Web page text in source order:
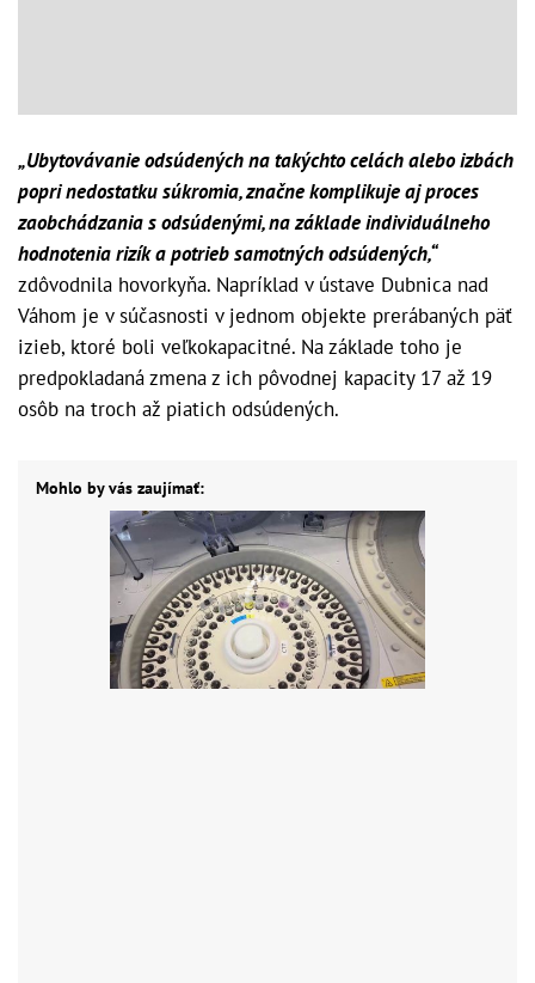
„Ubytovávanie odsúdených na takýchto celách alebo izbách
popri nedostatku súkromia, značne komplikuje aj proces
zaobchádzania s odsúdenými, na základe individuálneho
hodnotenia rizík a potrieb samotných odsúdených,“
zdôvodnila hovorkyňa. Napríklad v ústave Dubnica nad
Váhom je v súčasnosti v jednom objekte prerábaných päť
izieb, ktoré boli veľkokapacitné. Na základe toho je
predpokladaná zmena z ich pôvodnej kapacity 17 až 19
osôb na troch až piatich odsúdených.
Mohlo by vás zaujímať: